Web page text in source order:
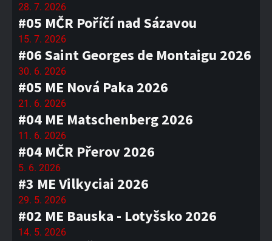
28. 7. 2026
#05 MČR Poříčí nad Sázavou
15. 7. 2026
#06 Saint Georges de Montaigu 2026
30. 6. 2026
#05 ME Nová Paka 2026
21. 6. 2026
#04 ME Matschenberg 2026
11. 6. 2026
#04 MČR Přerov 2026
5. 6. 2026
#3 ME Vilkyciai 2026
29. 5. 2026
#02 ME Bauska - Lotyšsko 2026
14. 5. 2026